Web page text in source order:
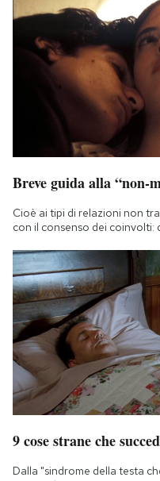
Breve guida alla “non-
Cioè ai tipi di relazioni non
con il consenso dei
9 cose strane che
Dalla "sindrome della testa